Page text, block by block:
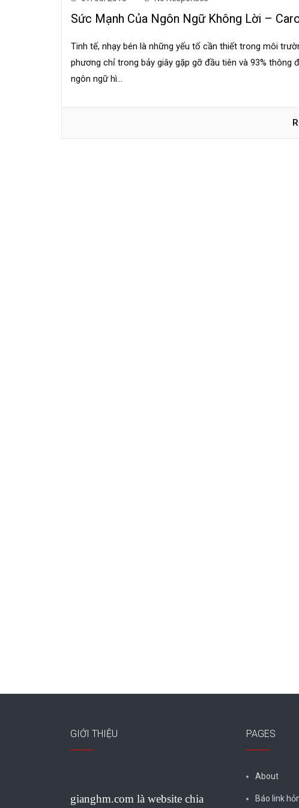
Sức Mạnh Của Ngôn Ngữ Không Lời –
Tinh tế, nhạy bén là những yếu tố cần thiết trong môi
phương chỉ trong bảy giây gặp gỡ đầu tiên và 93%
ngôn ngữ hì...
GIỚI THIỆU
gianghm.com là website chia
PAGES
About
Báo link